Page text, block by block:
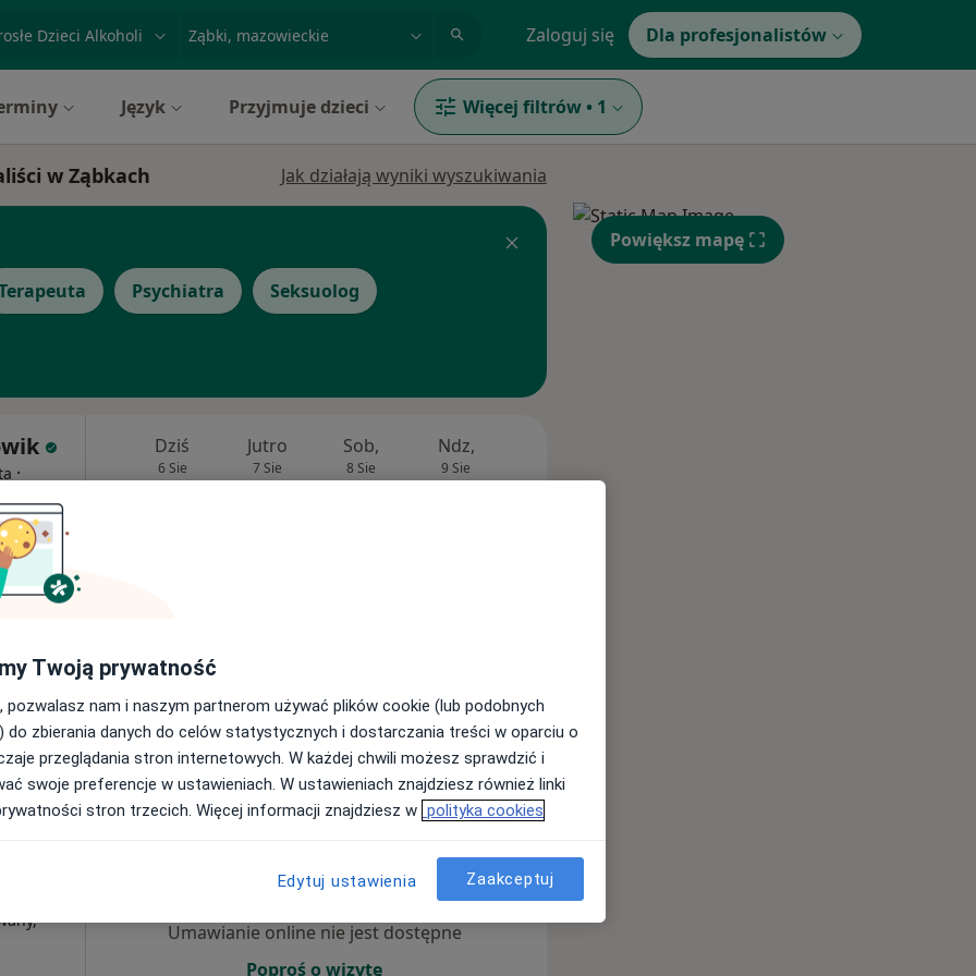
Zaloguj się Dla profesjonalistów
Język Przyjmuje dzieci Więcej filtrów • 1
w Ząbkach Jak działają wyniki wyszukiwania
Psychiatra Seksuolog
·
•Mapa
300 zł
Dziś
6 Sie
Jutro
7 Sie
Sob,
8 Sie
Ndz,
9 Sie
9 Sie 10 Sie
Umawianie online nie jest dostępne
Poproś o wizytę
Powiększ mapę
Twoją prywatność
pozwalasz nam i naszym partnerom używać plików cookie (lub podobnych
do zbierania danych do celów statystycznych i dostarczania treści w oparciu o
przeglądania stron internetowych. W każdej chwili możesz sprawdzić i
swoje preferencje w ustawieniach. W ustawieniach znajdziesz również linki
stron trzecich. Więcej informacji znajdziesz w polityka cookies
Edytuj ustawienia Zaakceptuj